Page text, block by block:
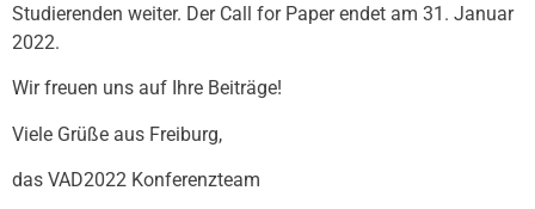
Studierenden weiter. Der Call for Paper endet am 31. Januar
2022.
Wir freuen uns auf Ihre Beiträge!
Viele Grüße aus Freiburg,
das VAD2022 Konferenzteam